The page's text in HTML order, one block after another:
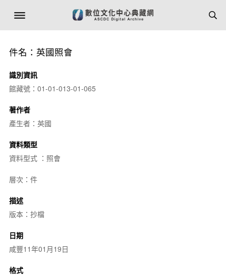
件名：英國照會
識別資訊
館藏號：01-01-013-01-065
著作者
產生者：英國
資料類型
資料型式 ：照會
層次：件
描述
版本：抄檔
日期
咸豐11年01月19日
格式